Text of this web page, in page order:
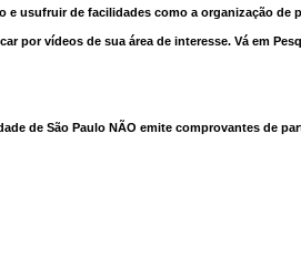
e usufruir de facilidades como a organização
por vídeos de sua área de interesse. Vá em
de São Paulo NÃO emite comprovantes de